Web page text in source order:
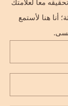
معاً لعلامتك
أنا هنا لأستمع